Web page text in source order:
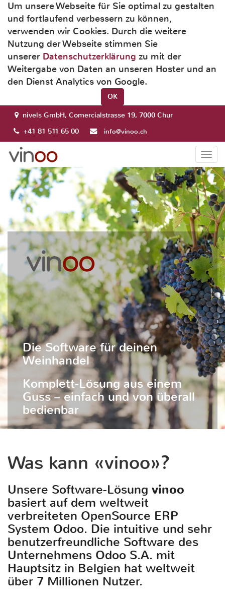
Um unsere Webseite für Sie optimal zu gestalten
und fortlaufend verbessern zu können,
verwenden wir Cookies. Durch die weitere
Nutzung der Webseite stimmen Sie
unserer Datenschutzerklärung zu mit der
Weitergabe von Daten an unseren Hoster und an
den Dienst Analytics von Google.
OK
nivels GmbH, Comercialstrasse 19, 7000 Chur
+41 81 511 65 00
info@vinoo.ch
Die Software für deinen
Weinhandel
Komplett-Lösung aus einem
Guss – einfach und von überall
bedienbar
Was kann «vinoo»?
Unsere Software-Lösung vinoo
basiert auf dem weltweit
verbreiteten OpenSource ERP
System Odoo. Die intuitive und sehr
benutzerfreundliche Software des
Unternehmens Odoo S.A. mit
Hauptsitz in Belgien hat weltweit
über 7 Millionen Nutzer.